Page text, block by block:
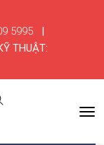
5995|
THUẬT: